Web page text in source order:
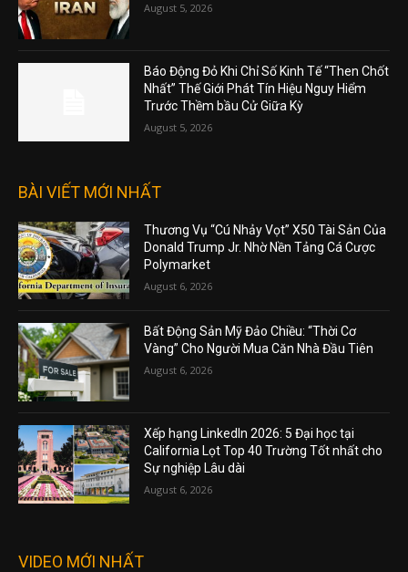
August 5, 2026
Báo Động Đỏ Khi Chỉ Số Kinh Tế “Then Chốt
Nhất” Thế Giới Phát Tín Hiệu Nguy Hiểm
Trước Thềm bầu Cử Giữa Kỳ
August 5, 2026
BÀI VIẾT MỚI NHẤT
Thương Vụ “Cú Nhảy Vọt” X50 Tài Sản Của
Donald Trump Jr. Nhờ Nền Tảng Cá Cược
Polymarket
August 6, 2026
Bất Động Sản Mỹ Đảo Chiều: “Thời Cơ
Vàng” Cho Người Mua Căn Nhà Đầu Tiên
August 6, 2026
Xếp hạng LinkedIn 2026: 5 Đại học tại
California Lọt Top 40 Trường Tốt nhất cho
Sự nghiệp Lâu dài
August 6, 2026
VIDEO MỚI NHẤT